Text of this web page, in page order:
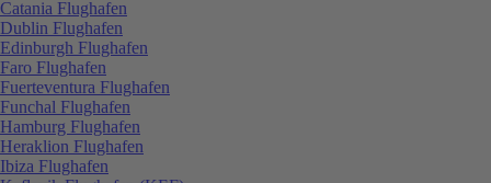
Catania Flughafen
Dublin Flughafen
Edinburgh Flughafen
Faro Flughafen
Fuerteventura Flughafen
Funchal Flughafen
Hamburg Flughafen
Heraklion Flughafen
Ibiza Flughafen